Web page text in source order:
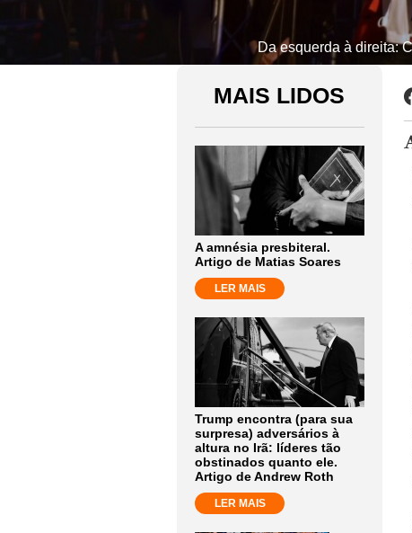
Da esquerda à direita:
MAIS LIDOS
A amnésia presbiteral.
Artigo de Matias Soares
LER MAIS
Trump encontra (para sua
surpresa) adversários à
altura no Irã: líderes tão
obstinados quanto ele.
Artigo de Andrew Roth
LER MAIS